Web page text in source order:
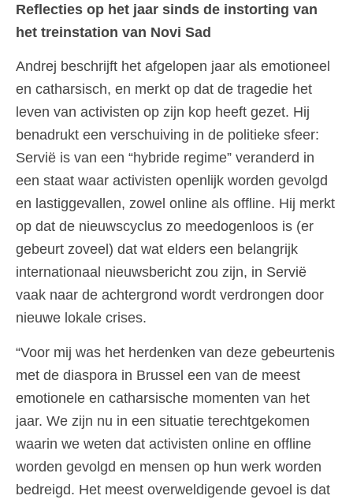
Reflecties op het jaar sinds de instorting van
het treinstation van Novi Sad
Andrej beschrijft het afgelopen jaar als emotioneel
en catharsisch, en merkt op dat de tragedie het
leven van activisten op zijn kop heeft gezet. Hij
benadrukt een verschuiving in de politieke sfeer:
Servië is van een “hybride regime” veranderd in
een staat waar activisten openlijk worden gevolgd
en lastiggevallen, zowel online als offline. Hij merkt
op dat de nieuwscyclus zo meedogenloos is (er
gebeurt zoveel) dat wat elders een belangrijk
internationaal nieuwsbericht zou zijn, in Servië
vaak naar de achtergrond wordt verdrongen door
nieuwe lokale crises.
“Voor mij was het herdenken van deze gebeurtenis
met de diaspora in Brussel een van de meest
emotionele en catharsische momenten van het
jaar. We zijn nu in een situatie terechtgekomen
waarin we weten dat activisten online en offline
worden gevolgd en mensen op hun werk worden
bedreigd. Het meest overweldigende gevoel is dat